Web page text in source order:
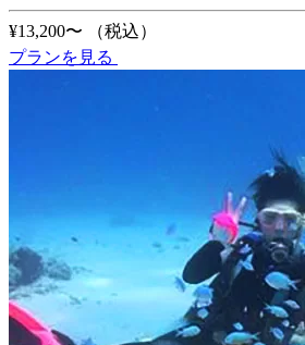
¥13,200〜
（税込）
プランを見る